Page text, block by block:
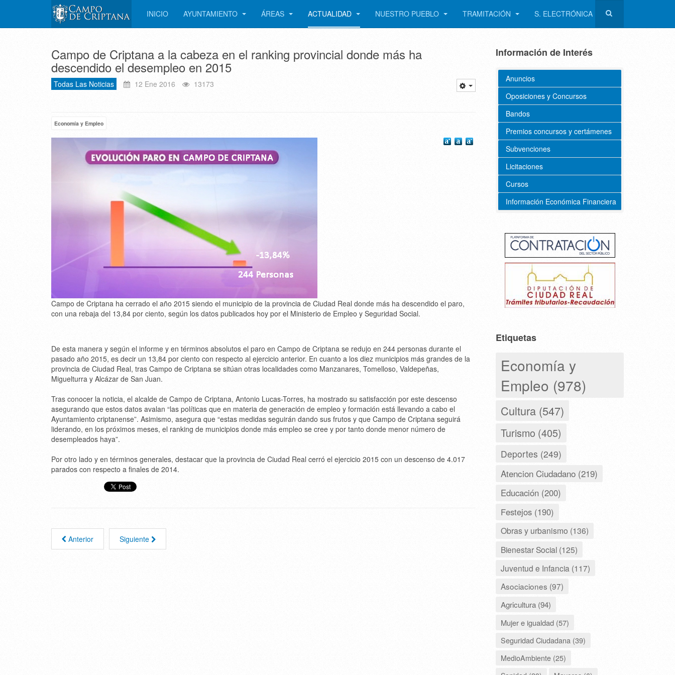
INICIO AYUNTAMIENTO ÁREAS ACTUALIDAD NUESTRO PUEBLO TRAMITACIÓN S. ELECTRÓNICA
Campo de Criptana a la cabeza en el ranking provincial donde más ha
descendido el desempleo en 2015
Todas Las Noticias 12 Ene 2016 13173
Economía y Empleo
Campo de Criptana ha cerrado el año 2015 siendo el municipio de la provincia de Ciudad Real donde más ha descendido el paro,
con una rebaja del 13,84 por ciento, según los datos publicados hoy por el Ministerio de Empleo y Seguridad Social.
De esta manera y según el informe y en términos absolutos el paro en Campo de Criptana se redujo en 244 personas durante el
pasado año 2015, es decir un 13,84 por ciento con respecto al ejercicio anterior. En cuanto a los diez municipios más grandes de la
provincia de Ciudad Real, tras Campo de Criptana se sitúan otras localidades como Manzanares, Tomelloso, Valdepeñas,
Miguelturra y Alcázar de San Juan.
Tras conocer la noticia, el alcalde de Campo de Criptana, Antonio Lucas-Torres, ha mostrado su satisfacción por este descenso
asegurando que estos datos avalan “las políticas que en materia de generación de empleo y formación está llevando a cabo el
Ayuntamiento criptanense”. Asimismo, asegura que “estas medidas seguirán dando sus frutos y que Campo de Criptana seguirá
liderando, en los próximos meses, el ranking de municipios donde más empleo se cree y por tanto donde menor número de
desempleados haya”.
Por otro lado y en términos generales, destacar que la provincia de Ciudad Real cerró el ejercicio 2015 con un descenso de 4.017
parados con respecto a finales de 2014.
Anterior Siguiente
Información de Interés
Anuncios
Oposiciones y Concursos
Bandos
Premios concursos y certámenes
Subvenciones
Licitaciones
Cursos
Información Económica Financiera
Etiquetas
Economía y
Empleo (978)
Cultura (547)
Turismo (405)
Deportes (249)
Atencion Ciudadano (219)
Educación (200)
Festejos (190)
Obras y urbanismo (136)
Bienestar Social (125)
Juventud e Infancia (117)
Asociaciones (97)
Agricultura (94)
Mujer e igualdad (57)
Seguridad Ciudadana (39)
MedioAmbiente (25)